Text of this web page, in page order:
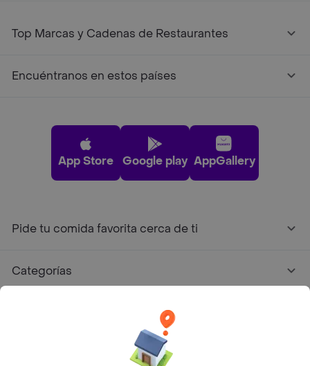
Top Marcas y Cadenas de Restaurantes
Encuéntranos en estos países
App Store Google play AppGallery
Pide tu comida favorita cerca de ti
Categorías